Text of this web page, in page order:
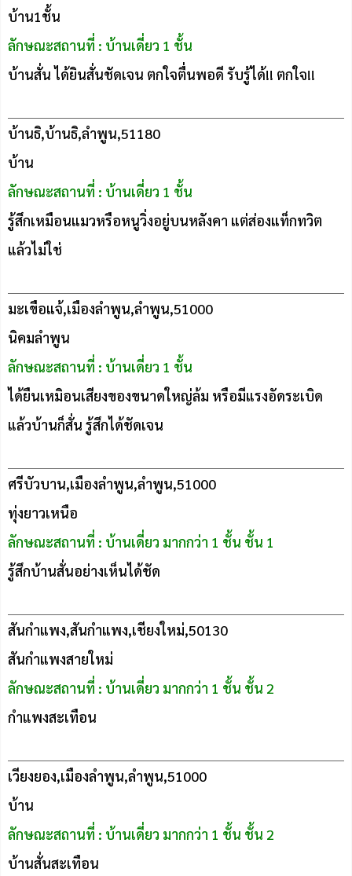
บ้าน1ชั้น
ลักษณะสถานที่ : บ้านเดี่ยว 1 ชั้น
บ้านสั่น ได้ยินสั่นชัดเจน ตกใจตื่นพอดี รับรู้ได้!! ตกใจ!!
บ้านธิ,บ้านธิ,ลำพูน,51180
บ้าน
ลักษณะสถานที่ : บ้านเดี่ยว 1 ชั้น
รู้สึกเหมือนแมวหรือหนูวิ่งอยู่บนหลังคา แต่ส่องแท็กทวิต
แล้วไม่ใช่
มะเขือแจ้,เมืองลำพูน,ลำพูน,51000
นิคมลำพูน
ลักษณะสถานที่ : บ้านเดี่ยว 1 ชั้น
ได้ยืนเหมิอนเสียงของขนาดใหญ่ล้ม หรือมีแรงอัดระเบิด
แล้วบ้านก็สั่น รู้สึกได้ชัดเจน
ศรีบัวบาน,เมืองลำพูน,ลำพูน,51000
ทุ่งยาวเหนือ
ลักษณะสถานที่ : บ้านเดี่ยว มากกว่า 1 ชั้น ชั้น 1
รู้สึกบ้านสั่นอย่างเห็นได้ชัด
สันกำแพง,สันกำแพง,เชียงใหม่,50130
สันกำแพงสายใหม่
ลักษณะสถานที่ : บ้านเดี่ยว มากกว่า 1 ชั้น ชั้น 2
กำแพงสะเทือน
เวียงยอง,เมืองลำพูน,ลำพูน,51000
บ้าน
ลักษณะสถานที่ : บ้านเดี่ยว มากกว่า 1 ชั้น ชั้น 2
บ้านสั่นสะเทือน